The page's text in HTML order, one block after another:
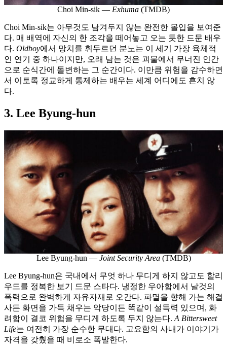
Choi Min-sik — Exhuma (TMDB)
Choi Min-sik는 아무것도 남겨두지 않는 완전한 몰입을 보여준
다. 매 배역에 자신의 한 조각을 떼어놓고 오는 듯한 드문 배우
다. Oldboy에서 망치를 휘두르던 분노는 이 세기 가장 육체적
인 연기 중 하나이지만, 오래 남는 것은 괴물에서 무너진 인간
으로 순식간에 돌변하는 그 순간이다. 이만큼 위험을 감수하면
서 이토록 정교하게 통제하는 배우는 세계 어디에도 흔치 않
다.
3. Lee Byung-hun
Lee Byung-hun — Joint Security Area(TMDB)
Lee Byung-hun은 국내에서 무엇 하나 무디게 하지 않고도 할리
우드를 정복한 보기 드문 스타다. 냉정한 우아함에서 날것의
폭력으로 완벽하게 자유자재로 오간다. 파멸을 향해 가는 해결
사든 화면을 가득 채우는 악당이든 똑같이 설득력 있으며, 화
려함이 결코 위험을 무디게 하도록 두지 않는다. A Bittersweet
Life는 여전히 가장 순수한 무대다. 고요함의 사내가 이야기가
자격을 갖췄을 때 비로소 폭발한다.